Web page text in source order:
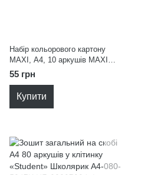
Набір кольорового картону
MAXI, А4, 10 аркушів MAXI
MX05281
55 грн
Купити